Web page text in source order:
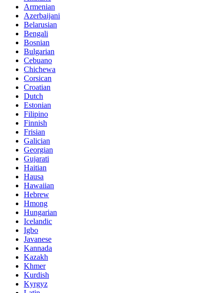
Armenian
Azerbaijani
Belarusian
Bengali
Bosnian
Bulgarian
Cebuano
Chichewa
Corsican
Croatian
Dutch
Estonian
Filipino
Finnish
Frisian
Galician
Georgian
Gujarati
Haitian
Hausa
Hawaiian
Hebrew
Hmong
Hungarian
Icelandic
Igbo
Javanese
Kannada
Kazakh
Khmer
Kurdish
Kyrgyz